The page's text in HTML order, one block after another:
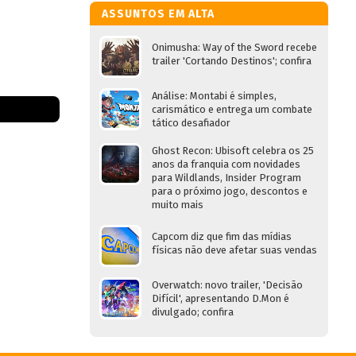
ASSUNTOS EM ALTA
Onimusha: Way of the Sword recebe
trailer 'Cortando Destinos'; confira
Análise: Montabi é simples,
carismático e entrega um combate
tático desafiador
Ghost Recon: Ubisoft celebra os 25
anos da franquia com novidades
para Wildlands, Insider Program
para o próximo jogo, descontos e
muito mais
Capcom diz que fim das mídias
físicas não deve afetar suas vendas
Overwatch: novo trailer, 'Decisão
Difícil', apresentando D.Mon é
divulgado; confira